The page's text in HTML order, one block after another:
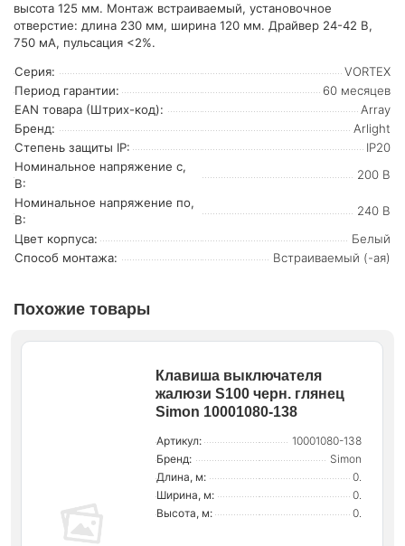
высота 125 мм. Монтаж встраиваемый, установочное
отверстие: длина 230 мм, ширина 120 мм. Драйвер 24-42 В,
750 мА, пульсация <2%.
Серия:
VORTEX
Период гарантии:
60 месяцев
EAN товара (Штрих-код):
Array
Бренд:
Arlight
Степень защиты IP:
IP20
Номинальное напряжение с,
В:
200 В
Номинальное напряжение по,
В:
240 В
Цвет корпуса:
Белый
Способ монтажа:
Встраиваемый (-ая)
Похожие товары
Клавиша выключателя
жалюзи S100 черн. глянец
Simon 10001080-138
Артикул:
10001080-138
Бренд:
Simon
Длина, м:
0.
Ширина, м:
0.
Высота, м:
0.